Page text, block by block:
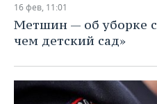
16 фев, 11:01
Метшин — об уборке
чем детский сад»